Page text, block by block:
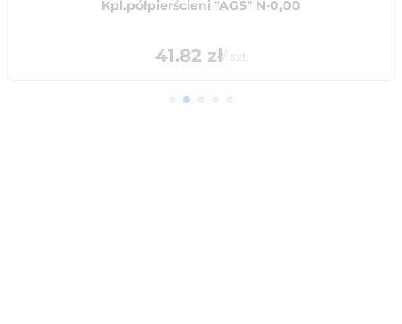
Kpl.półpierścieni "AGS" N-0,00
41.82 zł/ szt